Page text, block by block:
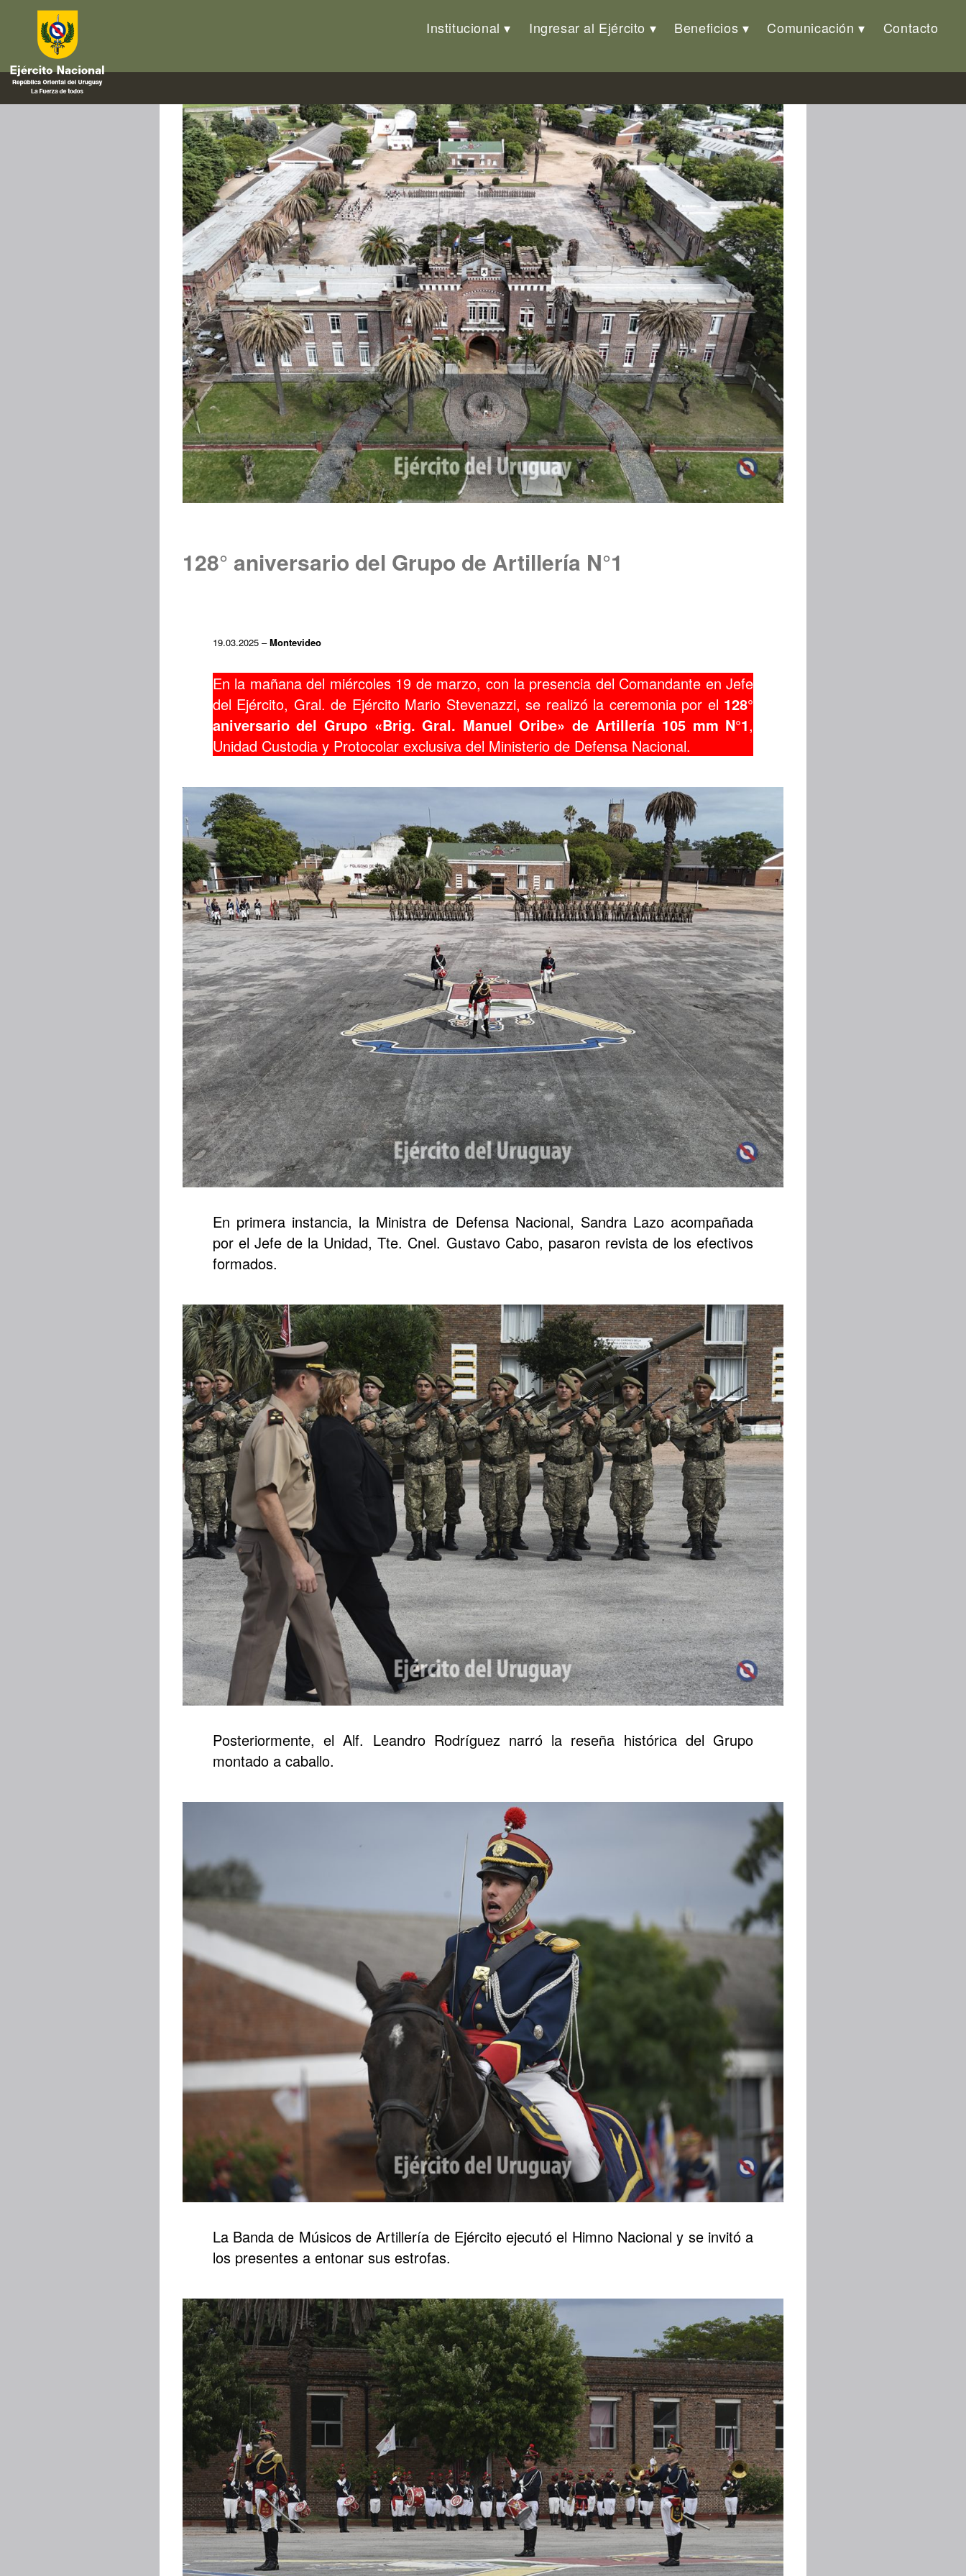
Institucional Ingresar al Ejército Beneficios Comunicación Contacto
128° aniversario del Grupo de Artillería N°1
19.03.2025 –Montevideo
En la mañana del miércoles 19 de marzo, con la presencia del Comandante en Jefe
del Ejército, Gral. de Ejército Mario Stevenazzi, se realizó la ceremonia por el 128°
aniversario del Grupo «Brig. Gral. Manuel Oribe» de Artillería 105 mm N°1,
Unidad Custodia y Protocolar exclusiva del Ministerio de Defensa Nacional.
En primera instancia, la Ministra de Defensa Nacional, Sandra Lazo acompañada
por el Jefe de la Unidad, Tte. Cnel. Gustavo Cabo, pasaron revista de los efectivos
formados.
Posteriormente, el Alf. Leandro Rodríguez narró la reseña histórica del Grupo
montado a caballo.
La Banda de Músicos de Artillería de Ejército ejecutó el Himno Nacional y se invitó a
los presentes a entonar sus estrofas.